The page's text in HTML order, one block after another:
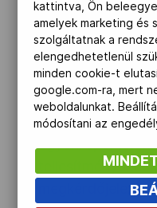
A portál
tokiói olimpián
végzett el az ITA
eredményeként
eredmény”
olvasható az
kattintva, Ön
amelyek marketing és
szolgáltatnak a
elengedhetetlenül
minden cookie-t
google.com-ra, mert
weboldalunkat.
módosítani az